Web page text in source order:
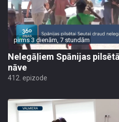
pirms 3 dienām, 7 stundām
Nelegāļiem Spānijas
nāve
412. epizode